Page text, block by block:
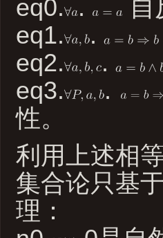
eq0. .
eq1.
.
eq2.
.
eq3.
.
性。
利用上述相
集合论只基
理：